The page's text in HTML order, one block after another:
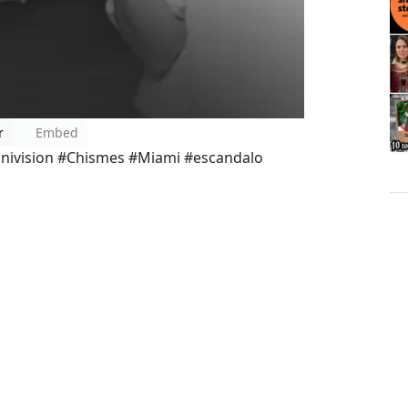
Embed
#Chismes #Miami #escandalo